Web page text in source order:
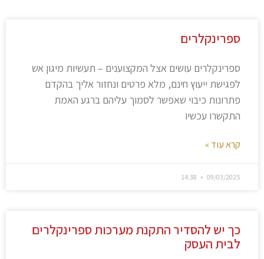
ספרינקלרים
ספרינקלרים עושים אצל המקצוענים – תעשיות מיגון אש
לפגישת ייעוץ חינם, מלא פרטים ונחזור אליך בהקדם
פתרונות כיבוי שאפשר לסמוך עליהם ברגע האמת
התקשרו עכשיו
קרא עוד »
09/03/2025
כך יש להסדיר התקנת מערכות ספרינקלרים
לבית העסק